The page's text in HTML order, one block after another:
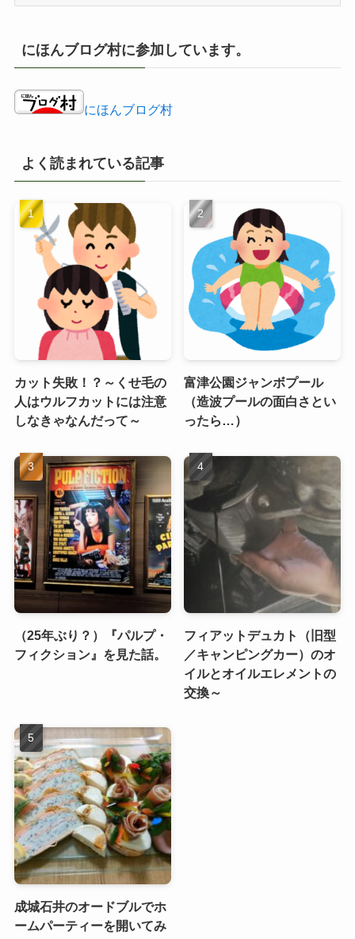
イ
ブ
にほんブログ村に参加しています。
にほんブログ村
よく読まれている記事
カット失敗！？～くせ毛の
人はウルフカットには注意
しなきゃなんだって～
富津公園ジャンボプール
（造波プールの面白さとい
ったら…）
（25年ぶり？）『パルプ・
フィクション』を見た話。
フィアットデュカト（旧型
／キャンピングカー）のオ
イルとオイルエレメントの
交換～
成城石井のオードブルでホ
ームパーティーを開いてみ